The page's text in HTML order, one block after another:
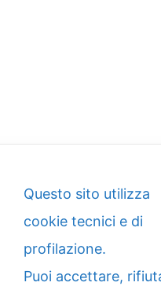
Questo sito utilizza
cookie tecnici e di
profilazione.
Puoi accettare,